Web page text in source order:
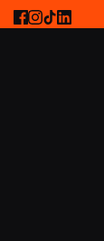
Facebook
Instagram
TikTokLinkedIn